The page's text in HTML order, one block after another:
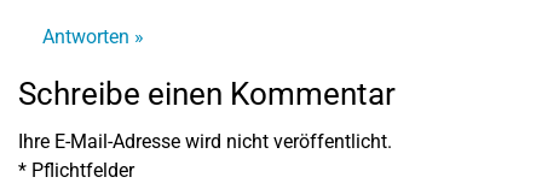
Antworten »
Schreibe einen Kommentar
Ihre E-Mail-Adresse wird nicht veröffentlicht.
* Pflichtfelder